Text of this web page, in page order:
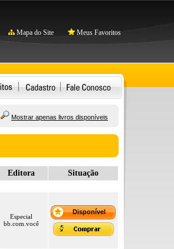
Mapa do Site Meus Favoritos
Mostrar apenas livros disponíveis
Editora Situação
Especial
bb.com.você
Disponível